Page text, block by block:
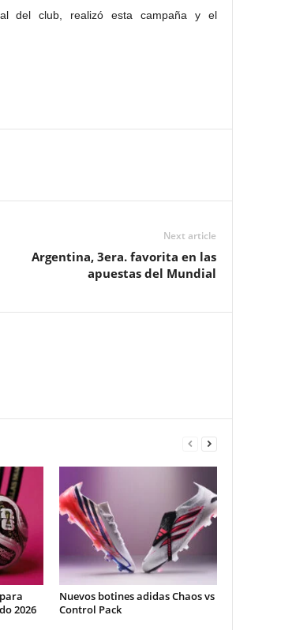
del club, realizó esta campaña y el
Next article
Argentina, 3era. favorita en las
apuestas del Mundial
2026
Nuevos botines adidas Chaos vs
Control Pack